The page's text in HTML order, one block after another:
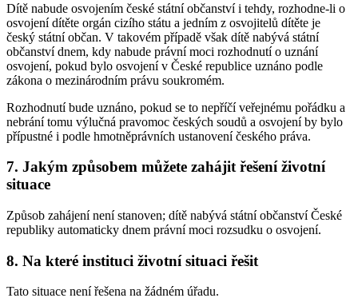
Dítě nabude osvojením české státní občanství i tehdy, rozhodne-li o
osvojení dítěte orgán cizího státu a jedním z osvojitelů dítěte je
český státní občan. V takovém případě však dítě nabývá státní
občanství dnem, kdy nabude právní moci rozhodnutí o uznání
osvojení, pokud bylo osvojení v České republice uznáno podle
zákona o mezinárodním právu soukromém.
Rozhodnutí bude uznáno, pokud se to nepříčí veřejnému pořádku a
nebrání tomu výlučná pravomoc českých soudů a osvojení by bylo
přípustné i podle hmotněprávních ustanovení českého práva.
7. Jakým způsobem můžete zahájit řešení životní
situace
Způsob zahájení není stanoven; dítě nabývá státní občanství České
republiky automaticky dnem právní moci rozsudku o osvojení.
8. Na které instituci životní situaci řešit
Tato situace není řešena na žádném úřadu.